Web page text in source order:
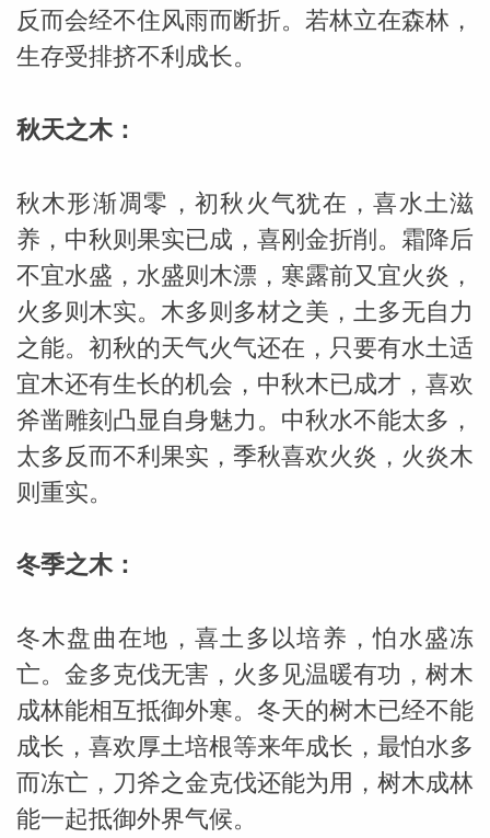
反而会经不住风雨而断折。若林立在森林，
生存受排挤不利成长。
秋天之木：
秋木形渐凋零，初秋火气犹在，喜水土滋
养，中秋则果实已成，喜刚金折削。霜降后
不宜水盛，水盛则木漂，寒露前又宜火炎，
火多则木实。木多则多材之美，土多无自力
之能。初秋的天气火气还在，只要有水土适
宜木还有生长的机会，中秋木已成才，喜欢
斧凿雕刻凸显自身魅力。中秋水不能太多，
太多反而不利果实，季秋喜欢火炎，火炎木
则重实。
冬季之木：
冬木盘曲在地，喜土多以培养，怕水盛冻
亡。金多克伐无害，火多见温暖有功，树木
成林能相互抵御外寒。冬天的树木已经不能
成长，喜欢厚土培根等来年成长，最怕水多
而冻亡，刀斧之金克伐还能为用，树木成林
能一起抵御外界气候。